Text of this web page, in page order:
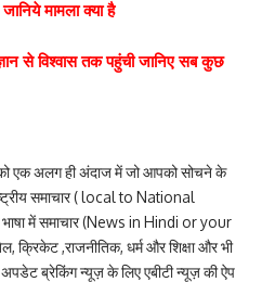
मामला क्या है
से विश्वास तक पहुंची जानिए सब कुछ
एक अलग ही अंदाज में जो आपको सोचने के
समाचार ( local to National
भाषा में समाचार (News in Hindi or your
,राजनीतिक, धर्म और शिक्षा और भी
ब्रेकिंग न्यूज़ के लिए एबीटी न्यूज़ की ऐप